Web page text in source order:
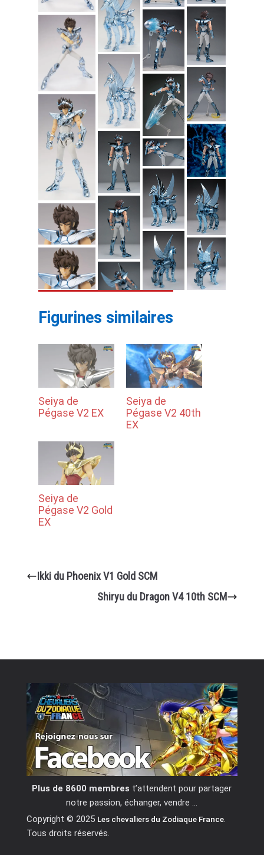
Figurines similaires
Seiya de
Pégase V2 EX
Seiya de
Pégase V2 40th
EX
Seiya de
Pégase V2 Gold
EX
Ikki du Phoenix V1 Gold SCM
Shiryu du Dragon V4 10th SCM
Plus de 8600 membres t’attendent pour partager
notre passion, échanger, vendre …
Copyright © 2025 Les chevaliers du Zodiaque France.
Tous droits réservés.